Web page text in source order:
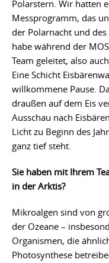
Polarstern. Wir hatten
Messprogramm, das
der Polarnacht und
habe während der
Team geleitet, also
Eine Schicht
willkommene Pause.
draußen auf dem Eis
Ausschau nach
Licht zu Beginn des
ganz tief steht.
Sie haben mit Ihrem
in der Arktis?
Mikroalgen sind von
der Ozeane –
Organismen, die
Photosynthese